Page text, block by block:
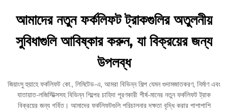
আমাদের নতুন ফর্কলিফট ট্রাকগুলির অতুলনীয়
সুবিধাগুলি আবিষ্কার করুন, যা বিক্রয়ের জন্য
উপলব্ধ
জিয়াংসু হুয়াহে ফর্কলিফট কো., লিমিটেড-এ, আমরা বিভিন্ন শিল্প যেমন গুদামজাতকরণ, নির্মাণ এবং
যাতায়াত-লজিস্টিক্সসহ বিভিন্ন শিল্পের চাহিদা পূরণকারী শীর্ষ-মানের নতুন ফর্কলিফট ট্রাক
বিক্রয়ের জন্য গর্বিত। আমাদের ফর্কলিফটগুলি পরিচালনার দক্ষতা বৃদ্ধি করার পাশাপাশি